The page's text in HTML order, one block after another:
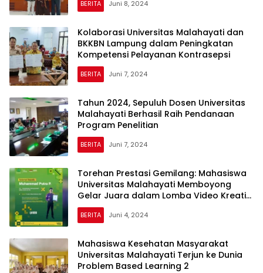
BERITA Juni 8, 2024
Kolaborasi Universitas Malahayati dan
BKKBN Lampung dalam Peningkatan
Kompetensi Pelayanan Kontrasepsi
BERITA Juni 7, 2024
Tahun 2024, Sepuluh Dosen Universitas
Malahayati Berhasil Raih Pendanaan
Program Penelitian
BERITA Juni 7, 2024
Torehan Prestasi Gemilang: Mahasiswa
Universitas Malahayati Memboyong
Gelar Juara dalam Lomba Video Kreatif
Nasional
BERITA Juni 4, 2024
Mahasiswa Kesehatan Masyarakat
Universitas Malahayati Terjun ke Dunia
Problem Based Learning 2